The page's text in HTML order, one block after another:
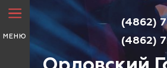
МЕНЮ
(4862)
(4862)